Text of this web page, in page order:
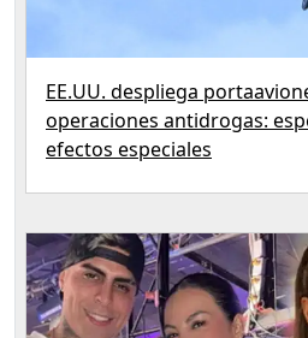
EE.UU. despliega
operaciones antidrogas:
efectos especiales